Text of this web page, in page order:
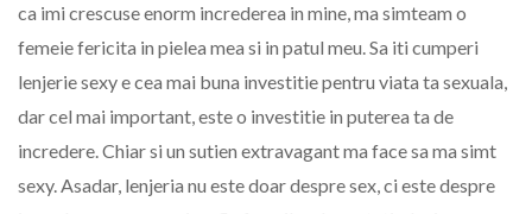
ca imi crescuse enorm increderea in mine, ma simteam o
femeie fericita in pielea mea si in patul meu. Sa iti cumperi
lenjerie sexy e cea mai buna investitie pentru viata ta sexuala,
dar cel mai important, este o investitie in puterea ta de
incredere. Chiar si un sutien extravagant ma face sa ma simt
sexy. Asadar, lenjeria nu este doar despre sex, ci este despre